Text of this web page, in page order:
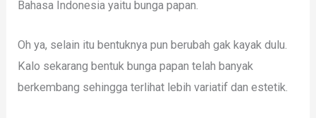
Bahasa Indonesia yaitu bunga papan.
Oh ya, selain itu bentuknya pun berubah gak kayak dulu.
Kalo sekarang bentuk bunga papan telah banyak
berkembang sehingga terlihat lebih variatif dan estetik.